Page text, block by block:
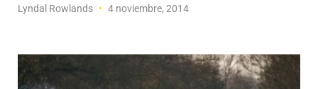
Lyndal Rowlands 4 noviembre, 2014